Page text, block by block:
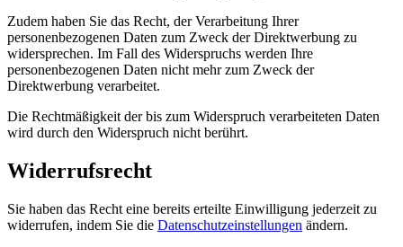
Zudem haben Sie das Recht, der Verarbeitung Ihrer
personenbezogenen Daten zum Zweck der Direktwerbung zu
widersprechen. Im Fall des Widerspruchs werden Ihre
personenbezogenen Daten nicht mehr zum Zweck der
Direktwerbung verarbeitet.
Die Rechtmäßigkeit der bis zum Widerspruch verarbeiteten Daten
wird durch den Widerspruch nicht berührt.
Widerrufsrecht
Sie haben das Recht eine bereits erteilte Einwilligung jederzeit zu
widerrufen, indem Sie die Datenschutzeinstellungen ändern.